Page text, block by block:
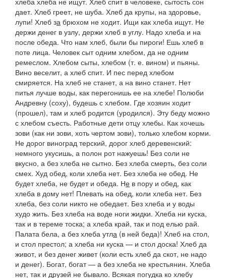
дает. Хлеб греет, не шуба. Хлеб да крупы, на здоровье,
лупи! Хлеб за брюхом не ходит. Ищи как хлеба ищут. Не
держи денег в узлу, держи хлеб в углу. Надо хлеба и на
после обеда. Что нам хлеб, были бы пироги! Ешь хлеб в
поте лица. Человек сыт одним хлебом, да не одним
ремеслом. Хлебом сыты, хлебом (т. е. вином) и пьяны.
Вино веселит, а хлеб спит. И пес перед хлебом
смиряется. На хлеб не станет, а на вино станет. Нет
питья лучше воды, как перегонишь ее на хлебе! Полюби
Андревну (соху), будешь с хлебом. Где хозяин ходит
(прошел), там и хлеб родится (уродился). Эту беду можно
с хлебом съесть. Работные дети отцу хлебы. Как хочешь
зови (как ни зови, хоть чертом зови), только хлебом корми.
Не дорог виноград терский, дорог хлеб деревенский:
немного укусишь, а полон рот нажуешь! Без соли не
вкусно, а без хлеба не сытно. Без хлеба смерть, без соли
смех. Худ обед, коли хлеба нет. Без хлеба не обед. Не
будет хлеба, не будет и обеда. Не в пору и обед, как
хлеба в дому нет! Плевать на обед, коли хлеба нет. Без
хлеба, без соли никто не обедает. Без хлеба и у воды
худо жить. Без хлеба на воде ноги жидки. Хлеба ни куска,
так и в тереме тоска; а хлеба край, так и под елью рай.
Палата бела, а без хлеба утла (в ней беда)! Хлеб на стол,
и стол престол; а хлеба ни куска — и стол доска! Хлеб да
живот, и без денег живет(коли есть хлеб да скот, не надо
и денег). Богат, богат — а без хлеба не крестьянин. Хлеба
нет, так и друзей не бывало. Всякая погудка ко хлебу